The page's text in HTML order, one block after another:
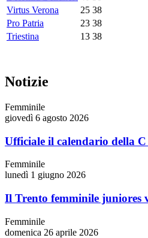
Virtus Verona
25 38
Pro Patria
23 38
Triestina
13 38
Notizie
Femminile
giovedì 6 agosto 2026
Ufficiale il calendario della
Femminile
lunedì 1 giugno 2026
Il Trento femminile juniores
Femminile
domenica 26 aprile 2026